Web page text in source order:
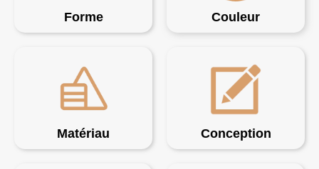
Forme Couleur
Matériau Conception